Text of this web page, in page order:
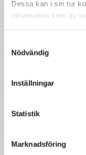
Dessa kan i sin tur
information som du
Nödvändig
Inställningar
Statistik
Marknadsföring
Ejvor - Roligt Pyssel